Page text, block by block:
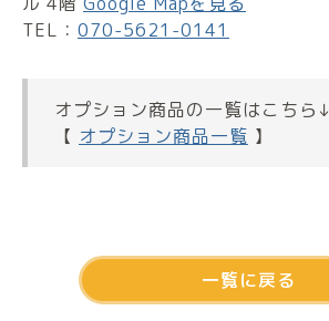
TEL： 070-5621-0141
オプション商品の一覧はこちら↓
【 オプション商品一覧 】
一覧に戻る